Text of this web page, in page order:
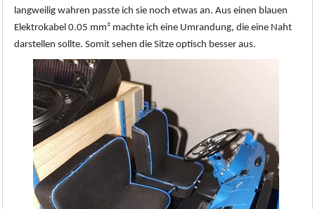
langweilig wahren passte ich sie noch etwas an. Aus einen blauen
Elektrokabel 0.05 mm² machte ich eine Umrandung, die eine Naht
darstellen sollte. Somit sehen die Sitze optisch besser aus.